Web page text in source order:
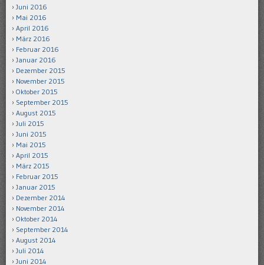
Juni 2016
Mai 2016
April 2016
März 2016
Februar 2016
Januar 2016
Dezember 2015
November 2015
Oktober 2015
September 2015
August 2015
Juli 2015
Juni 2015
Mai 2015
April 2015
März 2015
Februar 2015
Januar 2015
Dezember 2014
November 2014
Oktober 2014
September 2014
August 2014
Juli 2014
Juni 2014